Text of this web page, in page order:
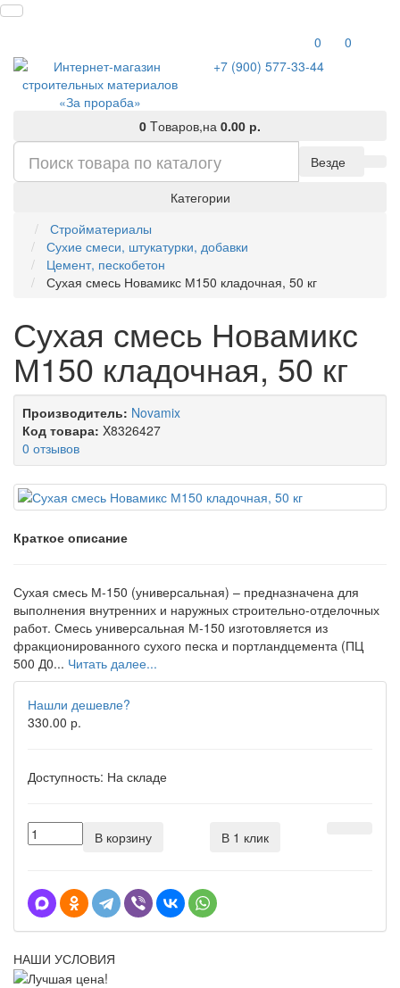
0
0
+7 (900) 577-33-44
0 Tоваров,на 0.00 р.
Везде
Категории
Стройматериалы
Сухие смеси, штукатурки, добавки
Цемент, пескобетон
Сухая смесь Новамикс М150 кладочная, 50 кг
Сухая смесь Новамикс
М150 кладочная, 50 кг
Производитель: Novamix
Код товара: X8326427
0 отзывов
Краткое описание
Сухая смесь М-150 (универсальная) – предназначена для
выполнения внутренних и наружных строительно-отделочных
работ. Смесь универсальная М-150 изготовляется из
фракционированного сухого песка и портландцемента (ПЦ
500 Д0... Читать далее...
Нашли дешевле?
330.00 р.
Доступность: На складе
В корзину В 1 клик
НАШИ УСЛОВИЯ